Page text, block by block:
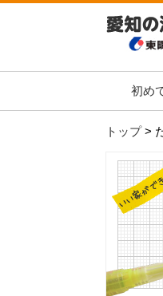
初め
トップ>